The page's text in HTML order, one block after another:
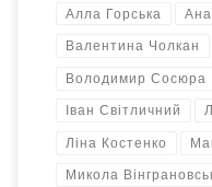
Алла Горська
Валентина Чолкан
Володимир Сосюра
Іван Світличний
Ліна Костенко
Микола